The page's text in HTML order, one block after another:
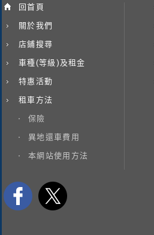
回首頁
關於我們
店鋪搜尋
車種(等級)及租金
特惠活動
租車方法
保險
異地還車費用
本網站使用方法